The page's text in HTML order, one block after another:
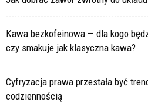
Kawa bezkofeinowa — dla kogo
czy smakuje jak klasyczna kawa?
Cyfryzacja prawa przestała być
codziennością